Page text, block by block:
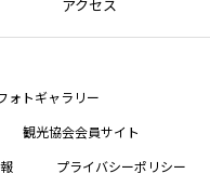
アクセス
ォトギャラリー
観光協会会員サイト
プライバシーポリシー